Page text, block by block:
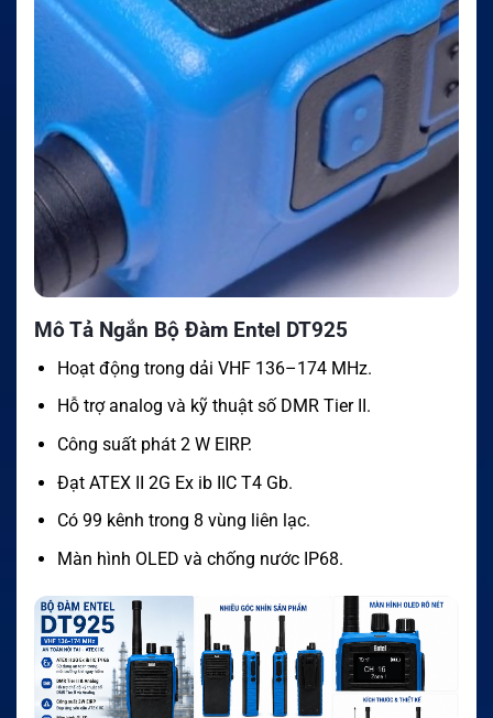
Mô Tả Ngắn Bộ Đàm Entel DT925
Hoạt động trong dải VHF 136–174 MHz.
Hỗ trợ analog và kỹ thuật số DMR Tier II.
Công suất phát 2 W EIRP.
Đạt ATEX II 2G Ex ib IIC T4 Gb.
Có 99 kênh trong 8 vùng liên lạc.
Màn hình OLED và chống nước IP68.